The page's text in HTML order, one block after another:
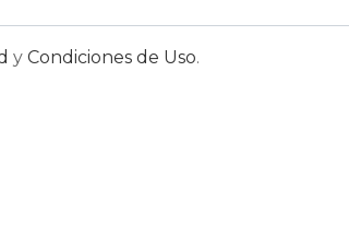
y Condiciones de Uso.